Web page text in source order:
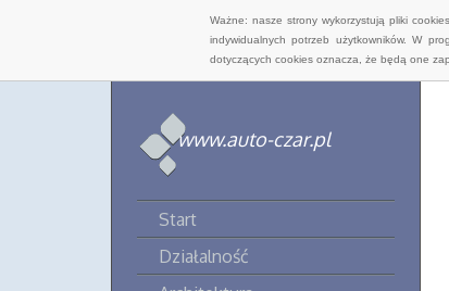
Ważne: nasze strony wykorzystują pliki
indywidualnych potrzeb użytkowników. W
dotyczących cookies oznacza, że będą one
www.auto-czar.pl
Start
Działalność